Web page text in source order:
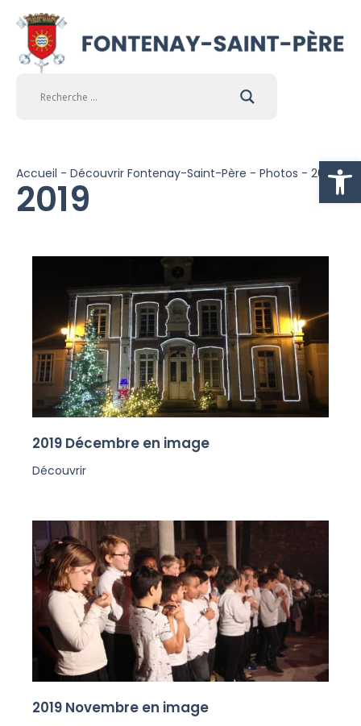
Ouvrir
Accueil - Découvrir Fontenay-Saint-Père - Photos - 2019
2019
2019 Décembre en image
Découvrir
2019 Novembre en image